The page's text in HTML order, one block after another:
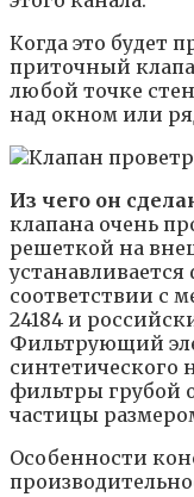
Когда это будет
приточный
любой точке
над окном или
Из чего он
клапана очень
решеткой на
устанавливается
соответствии с
24184 и
Фильтрующий
синтетического
фильтры грубой
частицы
Особенности